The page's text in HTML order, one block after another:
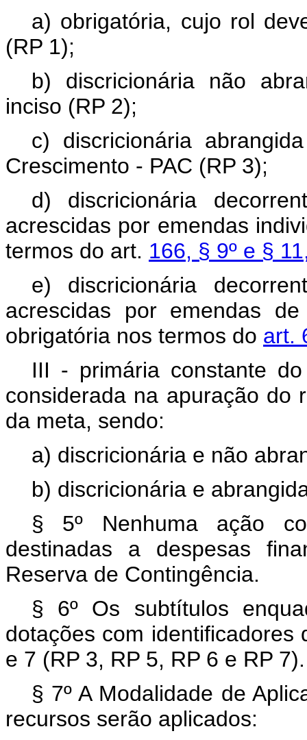
a) obrigatória, cujo rol
(RP 1);
b) discricionária não
inciso (RP 2);
c) discricionária
Crescimento - PAC (RP 3);
d) discricionária
acrescidas por emendas
termos do art. 166, § 9º e §
e) discricionária
acrescidas por emendas
obrigatória nos termos do art.
III - primária constante
considerada na apuração do
da meta, sendo:
a) discricionária e não
b) discricionária e
§ 5º Nenhuma ação
destinadas a despesas
Reserva de Contingência.
§ 6º Os subtítulos
dotações com
e 7 (RP 3, RP 5, RP 6 e RP 7).
§ 7º A Modalidade de
recursos serão aplicados: